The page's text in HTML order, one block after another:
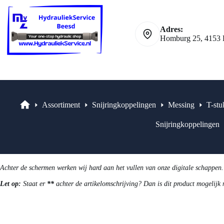
naar
inhoud
Adres:
Homburg 25, 4153
Assortiment Snijringkoppelingen Messing T-
Snijringkoppelingen
Achter de schermen werken wij hard aan het vullen van onze digitale
Let op: Staat er ** achter de artikelomschrijving? Dan is dit product